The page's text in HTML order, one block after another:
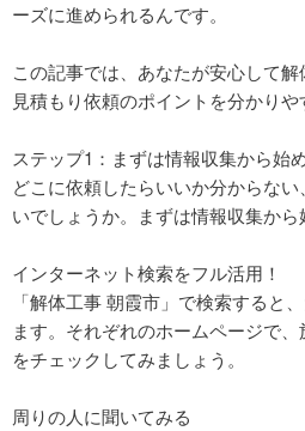
ーズに進められるんです。
この記事では、あなたが安心して解
見積もり依頼のポイントを分かりや
ステップ1：まずは情報収集から始
どこに依頼したらいいか分からな
いでしょうか。まずは情報収集から
インターネット検索をフル活用！
「解体工事 朝霞市」で検索すると
ます。それぞれのホームページで
をチェックしてみましょう。
周りの人に聞いてみる